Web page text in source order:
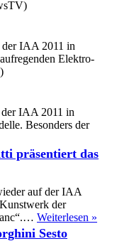
der IAA 2011 in
Elektro-
der IAA 2011 in
Besonders der
präsentiert das
auf der IAA
der
Weiterlesen »
Sesto